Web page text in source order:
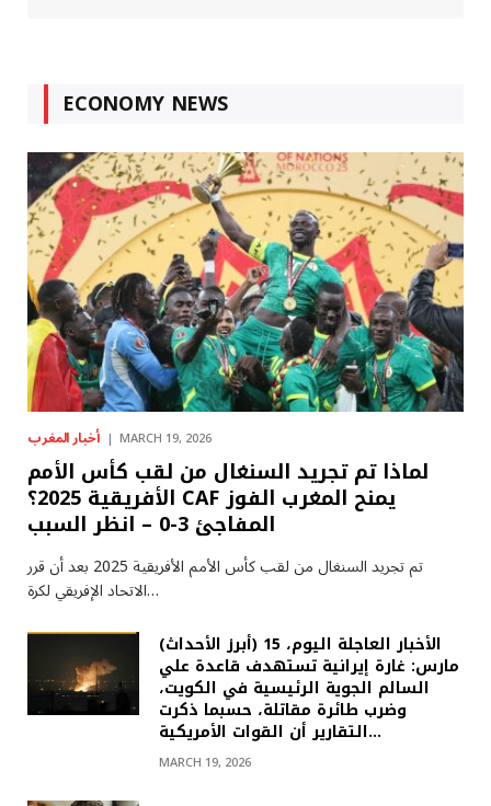
ECONOMY NEWS
أخبار المغرب MARCH 19, 2026
لماذا تم تجريد السنغال من لقب كأس الأمم
الأفريقية 2025؟ CAF يمنح المغرب الفوز
المفاجئ 3-0 – انظر السبب
تم تجريد السنغال من لقب كأس الأمم الأفريقية 2025 بعد أن قرر
الاتحاد الإفريقي لكرة…
(أبرز الأحداث) الأخبار العاجلة اليوم، 15
مارس: غارة إيرانية تستهدف قاعدة علي
السالم الجوية الرئيسية في الكويت،
وضرب طائرة مقاتلة، حسبما ذكرت
التقارير أن القوات الأمريكية…
MARCH 19, 2026